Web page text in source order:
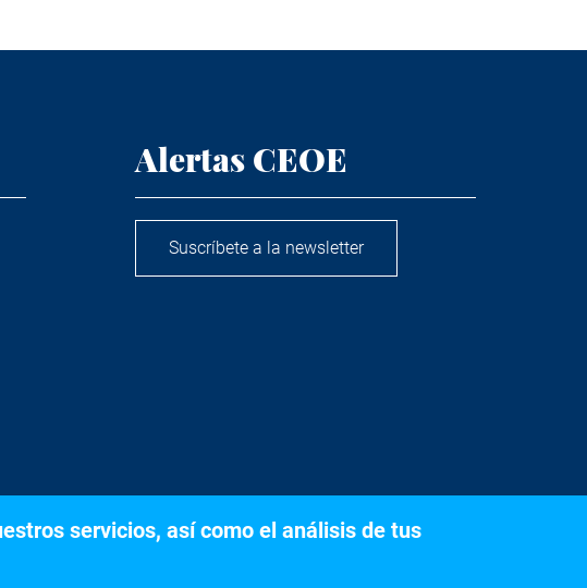
Alertas CEOE
Suscríbete a la newsletter
servicios, así como el análisis de tus